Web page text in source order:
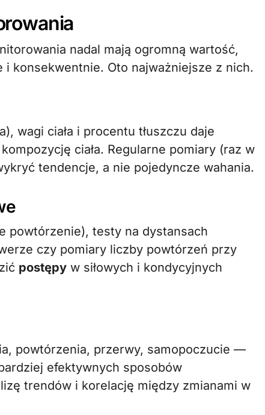
nadal mają ogromną wartość,
i konsekwentnie. Oto najważniejsze z nich.
wagi ciała i procentu tłuszczu daje
ciała. Regularne pomiary (raz w
tendencje, a nie pojedyncze wahania.
powtórzenie), testy na dystansach
czy pomiary liczby powtórzeń przy
postępy w siłowych i kondycyjnych
powtórzenia, przerwy, samopoczucie —
efektywnych sposobów
trendów i korelację między zmianami w